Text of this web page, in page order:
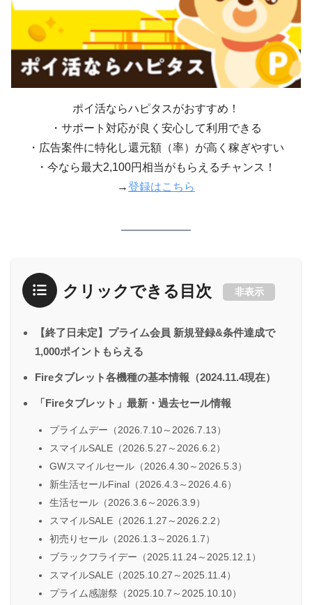
ポイ活ならハピタスがおすすめ！
・サポート対応が良く安心して利用できる
・広告案件に特化し還元額（率）が高く稼ぎやすい
・今なら最大2,100円相当がもらえるチャンス！
→登録はこちら
クリックできる目次 非表示
【終了日未定】プライム会員 新規登録&条件達成で
1,000ポイントもらえる
Fireタブレット各機種の基本情報（2024.11.4現在）
「Fireタブレット」最新・過去セール情報
プライムデー（2026.7.10～2026.7.13）
スマイルSALE（2026.5.27～2026.6.2）
GWスマイルセール（2026.4.30～2026.5.3）
新生活セールFinal（2026.4.3～2026.4.6）
生活セール（2026.3.6～2026.3.9）
スマイルSALE（2026.1.27～2026.2.2）
初売りセール（2026.1.3～2026.1.7）
ブラックフライデー（2025.11.24～2025.12.1）
スマイルSALE（2025.10.27～2025.11.4）
プライム感謝祭（2025.10.7～2025.10.10）